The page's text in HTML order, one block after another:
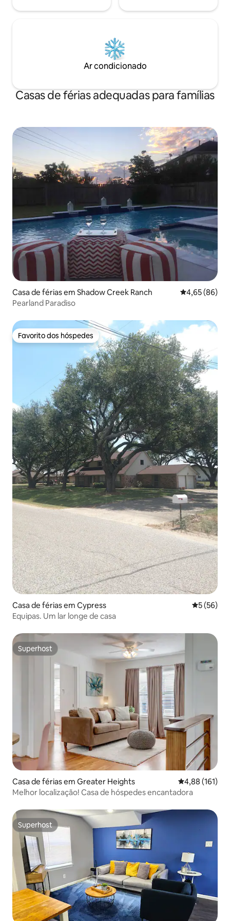
Ar condicionado
Casas de férias adequadas para famílias
Casa de férias em Shadow Creek Ranch Classificação
4,65 (86)
Pearland Paradiso
Favorito dos hóspedes
Favorito dos hóspedes
Casa de férias em Cypress
5 (56)
Equipas. Um lar longe de casa
Superhost
Superhost
Casa de férias em Greater Heights Classificação
4,88 (161)
Melhor localização! Casa de hóspedes encantadora
Superhost
Superhost